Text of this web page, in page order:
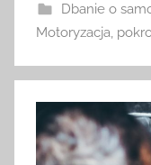
Dbanie o
Motoryzacja,